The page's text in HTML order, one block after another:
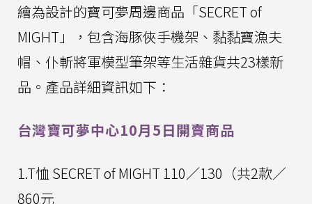
繪為設計的寶可夢周邊商品「SECRET of
MIGHT」，包含海豚俠手機架、黏黏寶漁夫
帽、仆斬將軍模型筆架等生活雜貨共23樣新
品。產品詳細資訊如下：
台灣寶可夢中心10月5日開賣商品
1.T恤 SECRET of MIGHT 110／130（共2款／
860元